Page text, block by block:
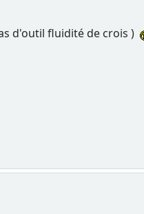
d'outil fluidité de crois )